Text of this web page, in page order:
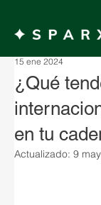
¿Qué
en tu
15 ene 2024
Actualizado: 9